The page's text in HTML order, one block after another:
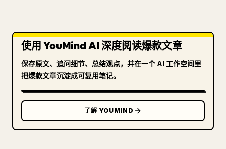
使用 YouMind AI 深度阅读爆款文章
保存原文、追问细节、总结观点，并在一个 AI 工作空间里
把爆款文章沉淀成可复用笔记。
了解 YOUMIND